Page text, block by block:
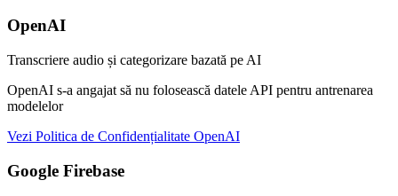
OpenAI
Transcriere audio și categorizare bazată pe AI
OpenAI s-a angajat să nu folosească datele API pentru antrenarea
modelelor
Vezi Politica de Confidențialitate OpenAI
Google Firebase